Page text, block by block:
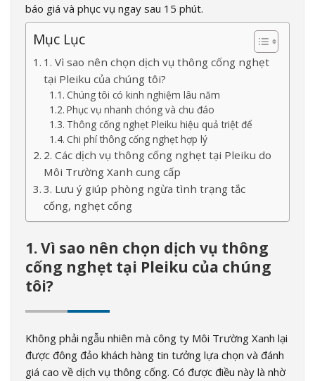
báo giá và phục vụ ngay sau 15 phút.
Mục Lục
1. Vì sao nên chọn dịch vụ thông cống nghẹt
tại Pleiku của chúng tôi?
Chúng tôi có kinh nghiệm lâu năm
Phục vụ nhanh chóng và chu đáo
Thông cống nghẹt Pleiku hiệu quả triệt để
Chi phí thông cống nghẹt hợp lý
2. Các dịch vụ thông cống nghẹt tại Pleiku do
Môi Trường Xanh cung cấp
3. Lưu ý giúp phòng ngừa tình trạng tắc
cống, nghẹt cống
1. Vì sao nên chọn dịch vụ thông
cống nghẹt tại Pleiku của chúng
tôi?
Không phải ngẫu nhiên mà công ty Môi Trường Xanh lại
được đông đảo khách hàng tin tưởng lựa chọn và đánh
giá cao về dịch vụ thông cống. Có được điều này là nhờ